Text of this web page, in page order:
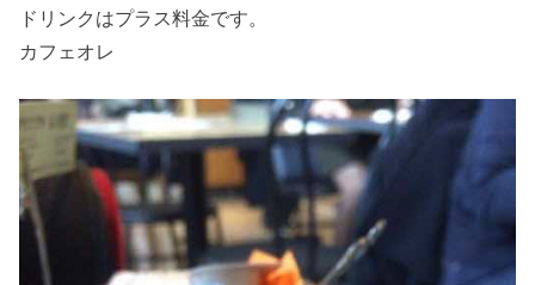
ドリンクはプラス料金です。
カフェオレ